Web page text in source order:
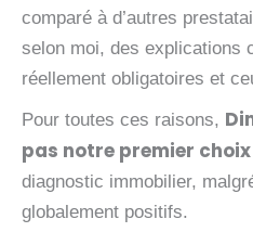
comparé à d’autres
selon moi, des explications
réellement obligatoires et
Pour toutes ces raisons,
pas notre premier choix
diagnostic immobilier,
globalement positifs.